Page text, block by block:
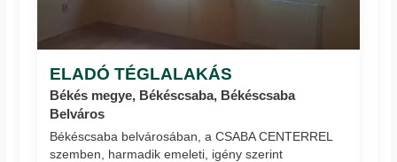
ELADÓ TÉGLALAKÁS
Békés megye, Békéscsaba, Békéscsaba
Belváros
Békéscsaba belvárosában, a CSABA CENTERREL
szemben, harmadik emeleti, igény szerint